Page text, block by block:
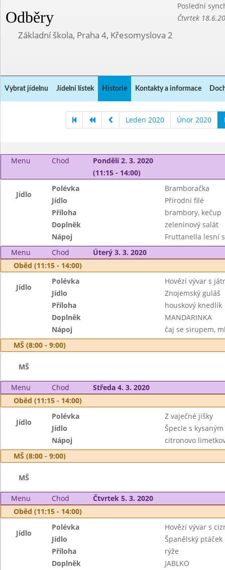
Odběry
Poslední
Čtvrtek
Základní škola, Praha 4, Křesomyslova 2
Vybrat jídelnu Jídelní lístek Historie Kontakty a informace
Leden 2020 Únor 2020
Menu Chod
Pondělí 2. 3. 2020
(11:15 - 14:00)
Jídlo
Polévka
Bramboračka
Jídlo
Přírodní filé
Příloha
brambory, kečup
Doplněk
zeleninový salát
Nápoj
Fruttanella lesní
Menu
Chod
Úterý 3. 3. 2020
Oběd (11:15 - 14:00)
Jídlo
Polévka
Hovězí vývar s
Jídlo
Znojemský guláš
Příloha
houskový knedlík
Doplněk
MANDARINKA
Nápoj
čaj se sirupem,
MŠ (8:00 - 9:00)
MŠ
Menu Chod
Středa 4. 3. 2020
Oběd (11:15 - 14:00)
Jídlo
Polévka
Z vaječné jíšky
Jídlo
Špecle s
Nápoj
citronovo
MŠ (8:00 - 9:00)
MŠ
Menu Chod
Čtvrtek 5. 3. 2020
Oběd (11:15 - 14:00)
Jídlo
Polévka
Hovězí vývar s
Jídlo
Španělský ptáček
Příloha
rýže
Doplněk
JABLKO